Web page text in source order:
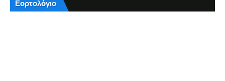
Εορτολόγιο